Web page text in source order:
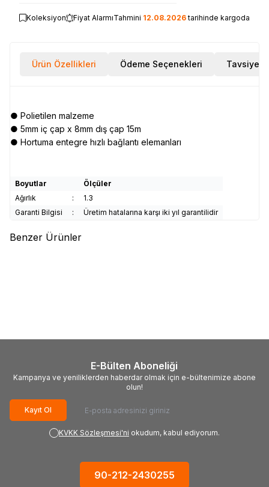
Koleksiyon Fiyat AlarmıTahmini 12.08.2026tarihinde kargoda
Ürün Özellikleri Ödeme Seçenekleri Tavsiye Et
● Polietilen malzeme
● 5mm iç çap x 8mm dış çap 15m
● Hortuma entegre hızlı bağlantı elemanları
Boyutlar
Ölçüler
Ağırlık
:
1.3
Garanti Bilgisi
: Üretim hatalarına karşı iki yıl garantilidir
Benzer Ürünler
E-Bülten Aboneliği
Kampanya ve yeniliklerden haberdar olmak için e-bültenimize abone
olun!
Kayıt Ol
KVKK Sözleşmesi'ni okudum, kabul ediyorum.
90-212-2430255